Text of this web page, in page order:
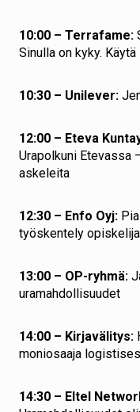
10:00 – Terrafame:
Sinulla on kyky. Käytä
10:30 – Unilever:
12:00 – Eteva
Urapolkuni Etevassa
askeleita
12:30 – Enfo Oyj:
työskentely
13:00 – OP-ryhmä:
uramahdollisuudet
14:00 – Kirjavälitys:
moniosaaja
14:30 – Eltel